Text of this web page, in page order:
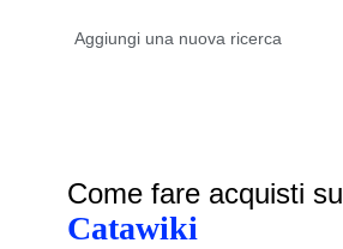
Come fare acquisti su
Catawiki